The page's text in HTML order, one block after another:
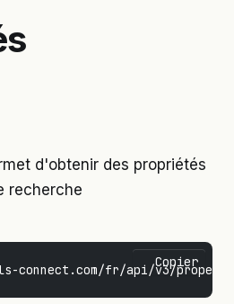
d'obtenir des propriétés
recherche
Copier